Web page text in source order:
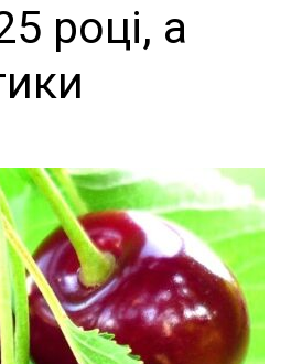
році, а